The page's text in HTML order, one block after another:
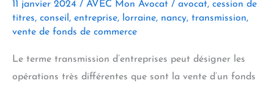
11 janvier 2024 / AVEC Mon Avocat / avocat, cession de
titres, conseil , entreprise, lorraine, nancy, transmission,
vente de fonds de commerce
Le terme transmission d’entreprises peut désigner les
opérations très différentes que sont la vente d’un fonds